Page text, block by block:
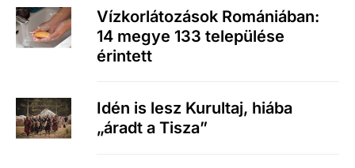
Vízkorlátozások Romániában:
14 megye 133 települése
érintett
Idén is lesz Kurultaj, hiába
„áradt a Tisza”